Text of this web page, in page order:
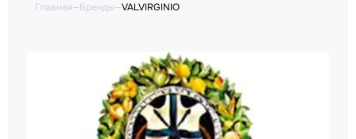
Главная—Бренды—VALVIRGINIO